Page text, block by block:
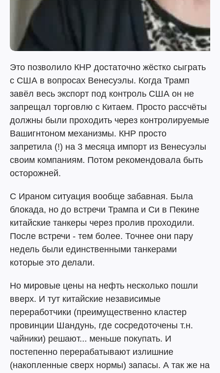
Это позволило КНР достаточно жёстко сыграть
с США в вопросах Венесуэлы. Когда Трамп
завёл весь экспорт под контроль США он не
запрещал торговлю с Китаем. Просто рассчёты
должны были проходить через контролируемые
Вашигнтоном механизмы. КНР просто
запретила (!) на 3 месяца импорт из Венесуэлы
своим компаниям. Потом рекомендовала быть
осторожней.
С Ираном ситуация вообще забавная. Была
блокада, но до встречи Трампа и Си в Пекине
китайские танкеры через пролив проходили.
После встречи - тем более. Точнее они пару
недель были единственными танкерами
которые это делали.
Но мировые цены на нефть несколько пошли
вверх. И тут китайские независимые
переработчики (преимущественно кластер
провинции Шандунь, где сосредоточены т.н.
чайники) решают... меньше покупать. И
постепенно перерабатывают излишние
(накопленные сверх нормы) запасы. А так же на